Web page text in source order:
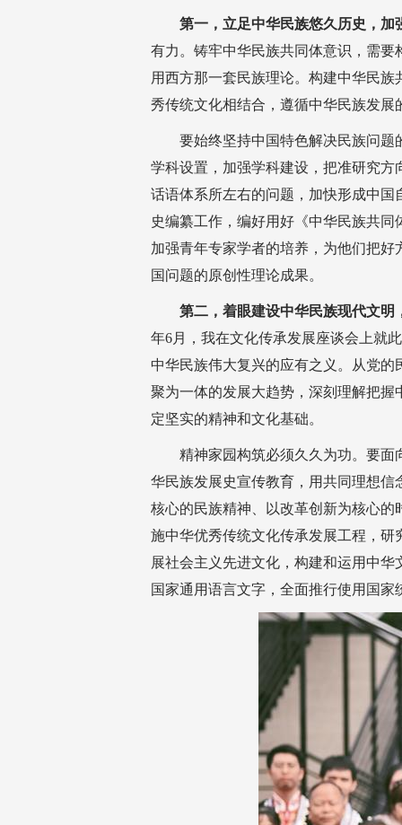
第一，立足中华民族悠久历史，
有力。铸牢中华民族共同体意识，需
用西方那一套民族理论。构建中华民
秀传统文化相结合，遵循中华民族发
要始终坚持中国特色解决民族问
学科设置，加强学科建设，把准研究
话语体系所左右的问题，加快形成中
史编纂工作，编好用好《中华民族共
加强青年专家学者的培养，为他们把
国问题的原创性理论成果。
第二，着眼建设中华民族现代文
年6月，我在文化传承发展座谈会上就
中华民族伟大复兴的应有之义。从党
聚为一体的发展大趋势，深刻理解把
定坚实的精神和文化基础。
精神家园构筑必须久久为功。要
华民族发展史宣传教育，用共同理想
核心的民族精神、以改革创新为核心
施中华优秀传统文化传承发展工程，
展社会主义先进文化，构建和运用中
国家通用语言文字，全面推行使用国